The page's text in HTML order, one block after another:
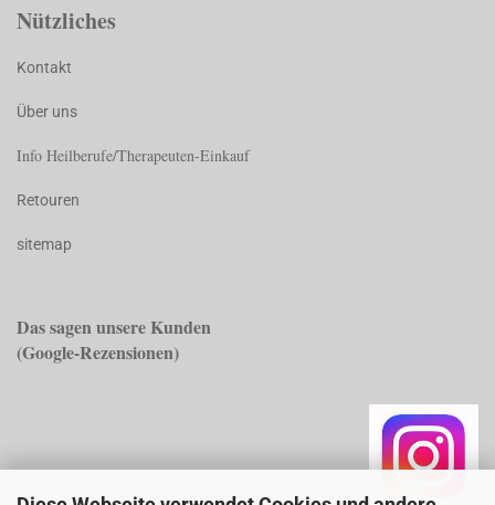
Nützliches
Kontakt
Über uns
Info Heilberufe/Therapeuten-Einkauf
Retouren
sitemap
Das sagen unsere Kunden
(Google-Rezensionen)